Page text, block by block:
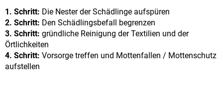
1. Schritt: Die Nester der Schädlinge aufspüren
2. Schritt: Den Schädlingsbefall begrenzen
3. Schritt: gründliche Reinigung der Textilien und der
Örtlichkeiten
4. Schritt: Vorsorge treffen und Mottenfallen / Mottenschutz
aufstellen